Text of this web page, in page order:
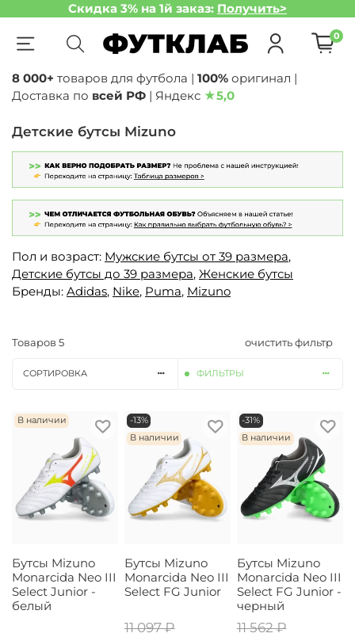
Скидка 3% на 1й заказ: Получить>
0
8 000+ товаров для футбола | 100% оригинал |
Доставка по всей РФ | Яндекс ★5,0
Детские бутсы Mizuno
Пол и возраст: Мужские бутсы от 39 размера,
Детские бутсы до 39 размера, Женские бутсы
Бренды: Adidas, Nike, Puma, Mizuno
Товаров 5 очистить фильтр
СОРТИРОВКА ФИЛЬТРЫ
В наличии
Бутсы Mizuno
Monarcida Neo III
Select Junior -
белый
-13%
В наличии
Бутсы Mizuno
Monarcida Neo III
Select FG Junior
11 097 ₽
-31%
В наличии
Бутсы Mizuno
Monarcida Neo III
Select FG Junior -
черный
11 562 ₽